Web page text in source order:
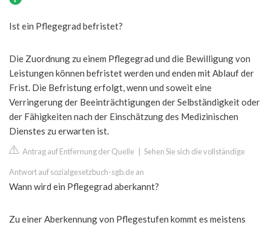
Ist ein Pflegegrad befristet?
Die Zuordnung zu einem Pflegegrad und die Bewilligung von
Leistungen können befristet werden und enden mit Ablauf der
Frist. Die Befristung erfolgt, wenn und soweit eine
Verringerung der Beeinträchtigungen der Selbständigkeit oder
der Fähigkeiten nach der Einschätzung des Medizinischen
Dienstes zu erwarten ist.
Antrag auf Entfernung der Quelle Sehen Sie sich die vollständige
Antwort auf sozialgesetzbuch-sgb.de an
Wann wird ein Pflegegrad aberkannt?
Zu einer Aberkennung von Pflegestufen kommt es meistens